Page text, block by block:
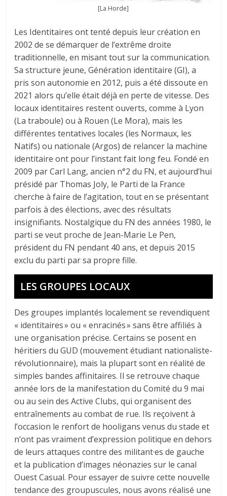
[La Horde]
Les Identitaires ont tenté depuis leur création en
2002 de se démarquer de l’extrême droite
traditionnelle, en misant tout sur la communication.
Sa structure jeune, Génération identitaire (GI), a
pris son autonomie en 2012, puis a été dissoute en
2021 alors qu’elle était déjà en perte de vitesse. Des
locaux identitaires restent ouverts, comme à Lyon
(La traboule) ou à Rouen (Le Mora), mais les
différentes tentatives locales (les Normaux, les
Natifs) ou nationale (Argos) de relancer la machine
identitaire ont pour l’instant fait long feu. Fondé en
2009 par Carl Lang, ancien n°2 du FN, et aujourd’hui
présidé par Thomas Joly, le Parti de la France
cherche à faire de l’agitation, tout en se présentant
parfois à des élections, avec des résultats
insignifiants. Nostalgique du FN des années 1980, le
parti se veut proche de Jean-Marie Le Pen,
président du FN pendant 40 ans, et depuis 2015
exclu du parti par sa propre fille.
LES GROUPES LOCAUX
Des groupes implantés localement se revendiquent
« identitaires » ou « enracinés » sans être affiliés à
une organisation précise. Certains se posent en
héritiers du GUD (mouvement étudiant nationaliste-
révolutionnaire), mais la plupart sont en réalité de
simples bandes affinitaires. Il se retrouve chaque
année lors de la manifestation du Comité du 9 mai
ou au sein des Active Clubs, qui organisent des
entraînements au combat de rue. Ils reçoivent à
l’occasion le renfort de hooligans venus du stade et
n’ont pas vraiment d’expression politique en dehors
de leurs attaques contre des militant·es de gauche
et la publication d’images néonazies sur le canal
Ouest Casual. Pour essayer de suivre cette nouvelle
tendance des groupuscules, nous avons réalisé une